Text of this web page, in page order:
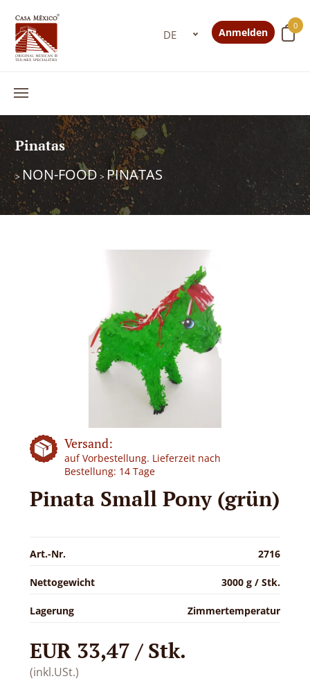
0
Anmelden
Pinatas
> NON-FOOD>PINATAS
Versand:
auf Vorbestellung. Lieferzeit nach
Bestellung: 14 Tage
Pinata Small Pony (grün)
Art.-Nr. 2716
Nettogewicht 3000 g / Stk.
Lagerung Zimmertemperatur
EUR 33,47 / Stk.
(inkl.USt.)